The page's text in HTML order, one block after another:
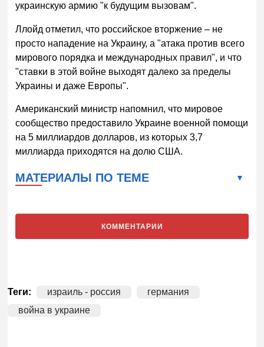
украинскую армию "к будущим вызовам".
Ллойд отметил, что российское вторжение – не
просто нападение на Украину, а "атака против всего
мирового порядка и международных правил", и что
"ставки в этой войне выходят далеко за пределы
Украины и даже Европы".
Американский министр напомнил, что мировое
сообщество предоставило Украине военной помощи
на 5 миллиардов долларов, из которых 3,7
миллиарда приходятся на долю США.
МАТЕРИАЛЫ ПО ТЕМЕ
КОММЕНТАРИИ
Теги: израиль - россия
германия
война в украине